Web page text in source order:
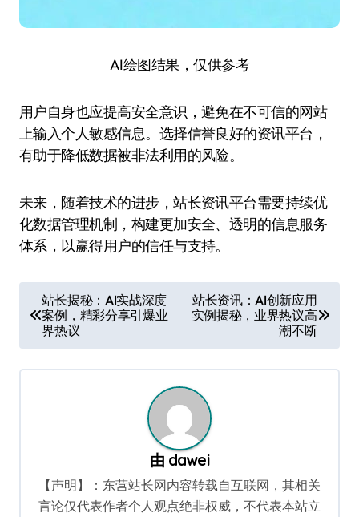
AI绘图结果，仅供参考
用户自身也应提高安全意识，避免在不可信的网站
上输入个人敏感信息。选择信誉良好的资讯平台，
有助于降低数据被非法利用的风险。
未来，随着技术的进步，站长资讯平台需要持续优
化数据管理机制，构建更加安全、透明的信息服务
体系，以赢得用户的信任与支持。
章
导
航
站长揭秘：AI实战深度
案例，精彩分享引爆业
界热议
站长资讯：AI创新应用
实例揭秘，业界热议高
潮不断
由 dawei
【声明】：东营站长网内容转载自互联网，其相关
言论仅代表作者个人观点绝非权威，不代表本站立